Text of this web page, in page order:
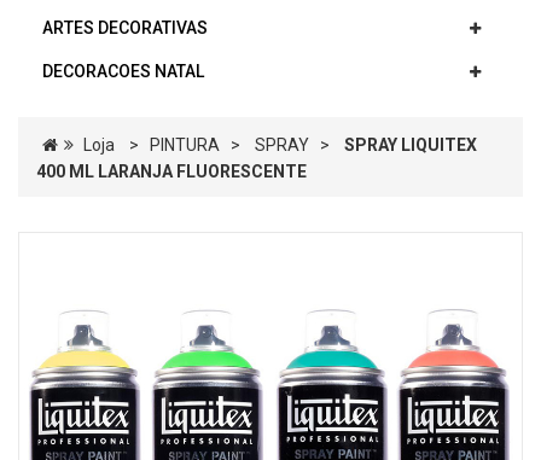
ARTES DECORATIVAS
DECORACOES NATAL
Loja > PINTURA > SPRAY >
SPRAY LIQUITEX
400 ML LARANJA FLUORESCENTE